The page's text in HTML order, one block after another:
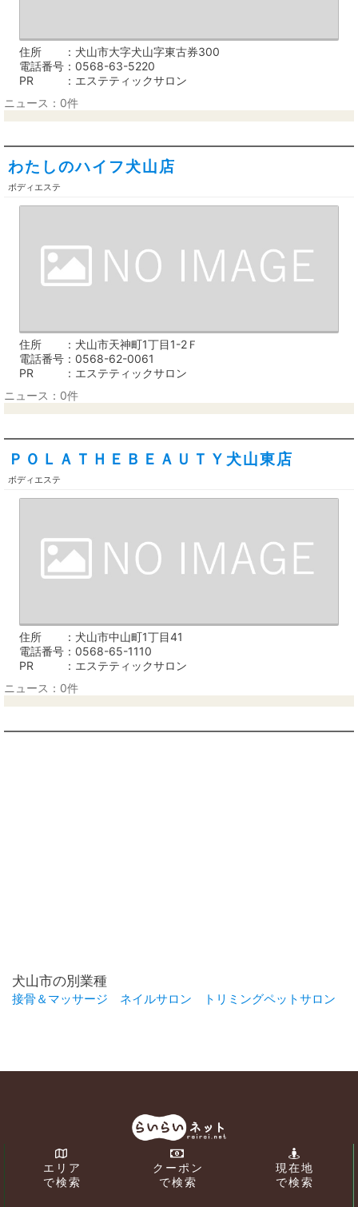
住所
犬山市大字犬山字東古券300
電話番号
0568-63-5220
PR
エステティックサロン
ニュース：0件
わたしのハイフ犬山店
ボディエステ
住所
犬山市天神町1丁目1-2Ｆ
電話番号
0568-62-0061
PR
エステティックサロン
ニュース：0件
ＰＯＬＡＴＨＥＢＥＡＵＴＹ犬山東店
ボディエステ
住所
犬山市中山町1丁目41
電話番号
0568-65-1110
PR
エステティックサロン
ニュース：0件
犬山市の別業種
接骨＆マッサージ ネイルサロン トリミングペットサロン
エリア
で検索
クーポン
で検索
現在地
で検索